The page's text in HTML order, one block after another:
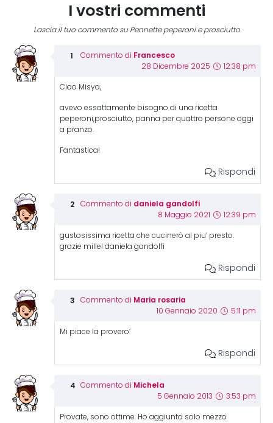
I vostri commenti
Lascia il tuo commento su Pennette peperoni e prosciutto
Commento di Francesco
28 Dicembre 2025 12:38 pm
Ciao Misya,
avevo essattamente bisogno di una ricetta
peperoni,prosciutto, panna per quattro persone oggi
a pranzo.
Fantastica!
Rispondi
Commento di daniela gandolfi
8 Maggio 2021 12:39 pm
gustosissima ricetta che cucinerò al piu’ presto.
grazie mille! daniela gandolfi
Rispondi
Commento di Maria rosaria
10 Gennaio 2020 5:11 pm
Mi piace la provero’
Rispondi
Commento di Michela
5 Gennaio 2013 3:53 pm
Provate, sono ottime. Ho aggiunto solo mezzo